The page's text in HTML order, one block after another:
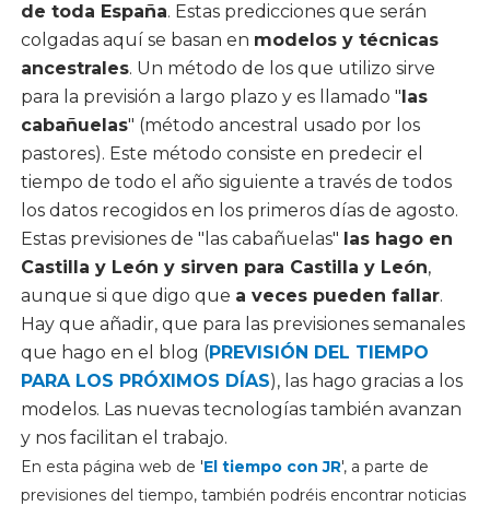
de toda España. Estas predicciones que serán
colgadas aquí se basan en modelos y técnicas
ancestrales. Un método de los que utilizo sirve
para la previsión a largo plazo y es llamado "las
cabañuelas" (método ancestral usado por los
pastores). Este método consiste en predecir el
tiempo de todo el año siguiente a través de todos
los datos recogidos en los primeros días de agosto.
Estas previsiones de "las cabañuelas" las hago en
Castilla y León y sirven para Castilla y León,
aunque si que digo que a veces pueden fallar.
Hay que añadir, que para las previsiones semanales
que hago en el blog (PREVISIÓN DEL TIEMPO
PARA LOS PRÓXIMOS DÍAS), las hago gracias a los
modelos. Las nuevas tecnologías también avanzan
y nos facilitan el trabajo.
En esta página web de 'El tiempo con JR', a parte de
previsiones del tiempo, también podréis encontrar noticias